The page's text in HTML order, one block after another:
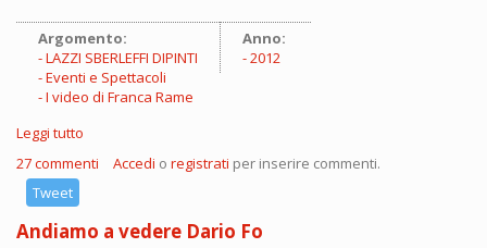
Argomento:
LAZZI SBERLEFFI DIPINTI
Eventi e Spettacoli
I video di Franca Rame
Anno:
2012
Leggi tutto
27 commenti Accedi o registrati per inserire commenti.
Tweet
Andiamo a vedere Dario Fo